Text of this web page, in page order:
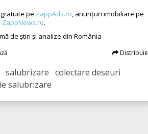
pe ZappAds.ro , anunțuri imobiliare pe
ZappNews.ro.
de știri și analize din România
Distribuie
colectare deseuri
salubrizare